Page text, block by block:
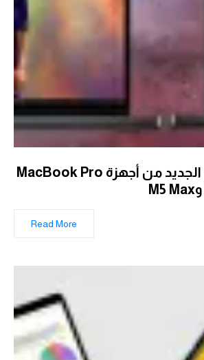
أبل تطلق الجيل الجديد من أجهزة MacBook Pro
Read More